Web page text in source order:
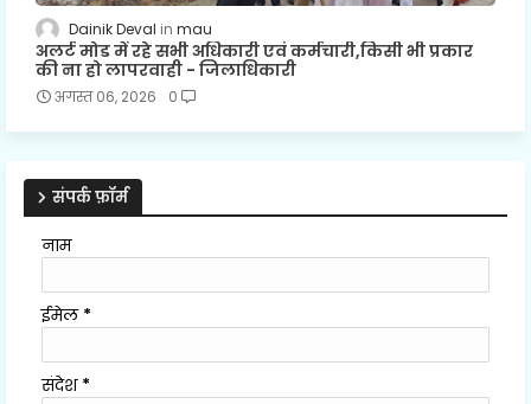
Dainik Deval mau
अलर्ट मोड में रहे सभी अधिकारी एवं कर्मचारी,किसी भी प्रकार
की ना हो लापरवाही - जिलाधिकारी
अगस्त 06, 2026 0
संपर्क फ़ॉर्म
नाम
ईमेल *
संदेश *